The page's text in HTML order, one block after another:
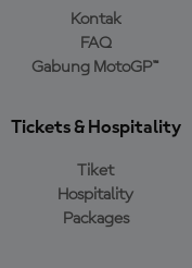
Kontak
FAQ
Gabung MotoGP™
Tickets & Hospitality
Tiket
Hospitality
Packages